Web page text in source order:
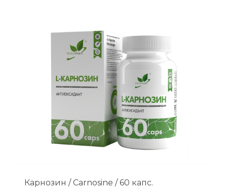
Карнозин / Carnosine / 60 капс.